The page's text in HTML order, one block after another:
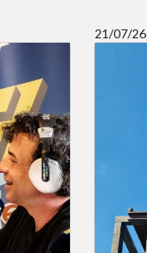
21/07/26